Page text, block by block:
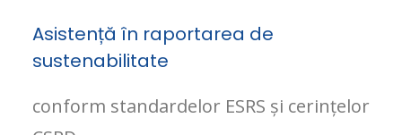
Asistență în raportarea de
sustenabilitate
conform standardelor ESRS și cerințelor